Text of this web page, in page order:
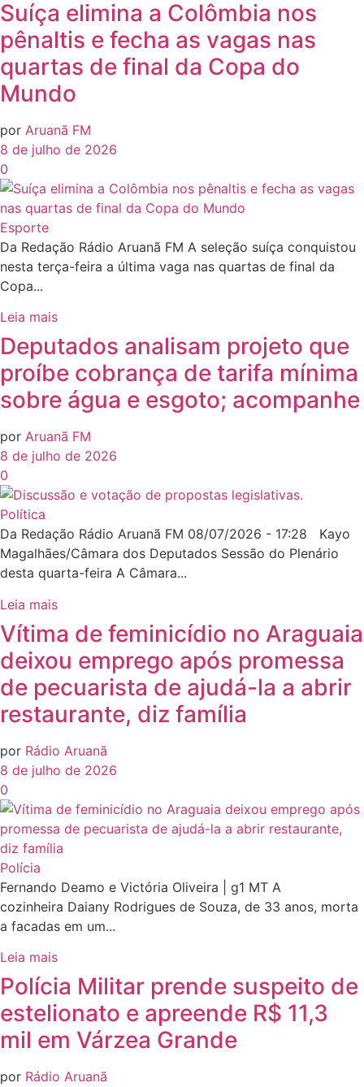
Suíça elimina a Colômbia nos
pênaltis e fecha as vagas nas
quartas de final da Copa do
Mundo
por Aruanã FM
8 de julho de 2026
0
Esporte
Da Redação Rádio Aruanã FM A seleção suíça conquistou
nesta terça-feira a última vaga nas quartas de final da
Copa...
Leia mais
Deputados analisam projeto que
proíbe cobrança de tarifa mínima
sobre água e esgoto; acompanhe
por Aruanã FM
8 de julho de 2026
0
Política
Da Redação Rádio Aruanã FM 08/07/2026 - 17:28 Kayo
Magalhães/Câmara dos Deputados Sessão do Plenário
desta quarta-feira A Câmara...
Leia mais
Vítima de feminicídio no Araguaia
deixou emprego após promessa
de pecuarista de ajudá-la a abrir
restaurante, diz família
por Rádio Aruanã
8 de julho de 2026
0
Polícia
Fernando Deamo e Victória Oliveira | g1 MT A
cozinheira Daiany Rodrigues de Souza, de 33 anos, morta
a facadas em um...
Leia mais
Polícia Militar prende suspeito de
estelionato e apreende R$ 11,3
mil em Várzea Grande
por Rádio Aruanã